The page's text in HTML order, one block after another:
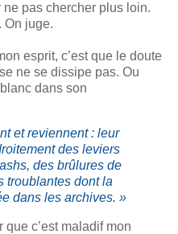
pas chercher plus loin.
On juge.
esprit, c’est que le doute
ne se dissipe pas. Ou
dans son
et reviennent : leur
des leviers
des brûlures de
troublantes dont la
dans les archives. »
que c’est maladif mon